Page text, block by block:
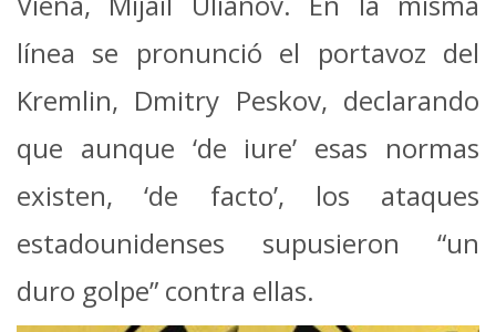
línea se pronunció el portavoz del
Kremlin, Dmitry Peskov, declarando
que aunque ‘de iure’ esas normas
existen, ‘de facto’, los ataques
estadounidenses supusieron “un
duro golpe” contra ellas.